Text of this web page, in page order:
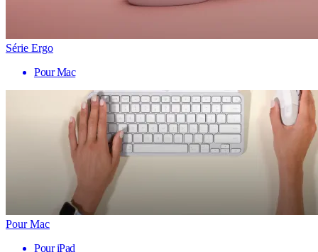
Série Ergo
Pour Mac
Pour Mac
Pour iPad